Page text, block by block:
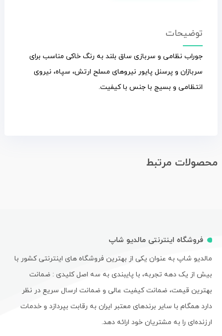
توضیحات
جوراب نظامی و سربازی ساق بلند به رنگ خاکی مناسب برای
سربازان و پرسنل پایور نیروهای مسلح ارتش، سپاه، نیروی
انتظامی و بسیج با جنس با کیفیت.
محصولات مرتبط
فروشگاه اینترنتی مالدیو شاپ
مالدیو شاپ به عنوان یکی از بهترین فروشگاه های اینترنتی کشور با
بیش از یک دهه تجربه، با پایبندی به سه اصل کلیدی : ضمانت
بهترین قیمت، ضمانت کیفیت عالی و ضمانت ارسال سریع در نظر
دارد همگام با سایر برندهای معتبر ایران به رقابت بپردازد و خدمات
ارزنده‌ای را به مشتریان خود ارائه دهد.